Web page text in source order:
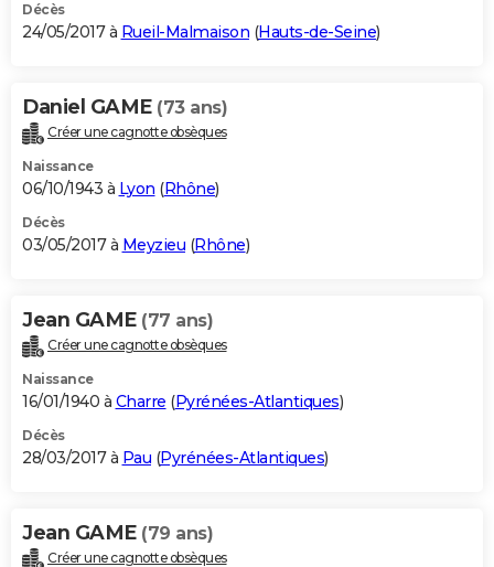
Décès
24/05/2017 à Rueil-Malmaison (Hauts-de-Seine)
Daniel GAME (73 ans)
Créer une cagnotte obsèques
Naissance
06/10/1943 à Lyon (Rhône)
Décès
03/05/2017 à Meyzieu (Rhône)
Jean GAME (77 ans)
Créer une cagnotte obsèques
Naissance
16/01/1940 à Charre (Pyrénées-Atlantiques)
Décès
28/03/2017 à Pau (Pyrénées-Atlantiques)
Jean GAME (79 ans)
Créer une cagnotte obsèques